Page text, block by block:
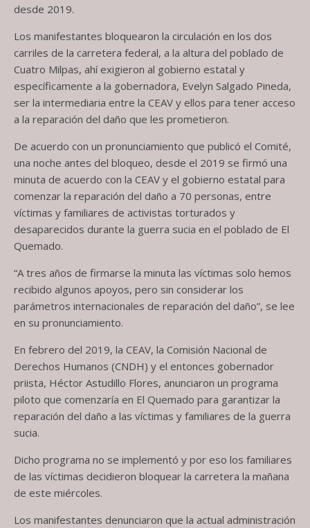
desde 2019.
Los manifestantes bloquearon la circulación en los dos
carriles de la carretera federal, a la altura del poblado de
Cuatro Milpas, ahí exigieron al gobierno estatal y
específicamente a la gobernadora, Evelyn Salgado Pineda,
ser la intermediaria entre la CEAV y ellos para tener acceso
a la reparación del daño que les prometieron.
De acuerdo con un pronunciamiento que publicó el Comité,
una noche antes del bloqueo, desde el 2019 se firmó una
minuta de acuerdo con la CEAV y el gobierno estatal para
comenzar la reparación del daño a 70 personas, entre
víctimas y familiares de activistas torturados y
desaparecidos durante la guerra sucia en el poblado de El
Quemado.
“A tres años de firmarse la minuta las víctimas solo hemos
recibido algunos apoyos, pero sin considerar los
parámetros internacionales de reparación del daño”, se lee
en su pronunciamiento.
En febrero del 2019, la CEAV, la Comisión Nacional de
Derechos Humanos (CNDH) y el entonces gobernador
priista, Héctor Astudillo Flores, anunciaron un programa
piloto que comenzaría en El Quemado para garantizar la
reparación del daño a las víctimas y familiares de la guerra
sucia.
Dicho programa no se implementó y por eso los familiares
de las víctimas decidieron bloquear la carretera la mañana
de este miércoles.
Los manifestantes denunciaron que la actual administración